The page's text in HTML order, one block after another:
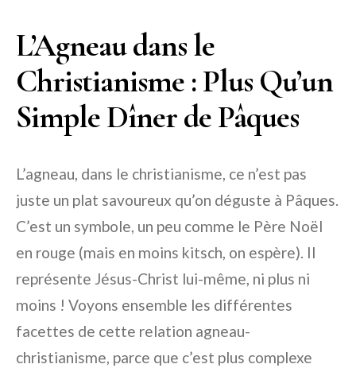
L’Agneau dans le
Christianisme : Plus Qu’un
Simple Dîner de Pâques
L’agneau, dans le christianisme, ce n’est pas
juste un plat savoureux qu’on déguste à Pâques.
C’est un symbole, un peu comme le Père Noël
en rouge (mais en moins kitsch, on espère). Il
représente Jésus-Christ lui-même, ni plus ni
moins ! Voyons ensemble les différentes
facettes de cette relation agneau-
christianisme, parce que c’est plus complexe